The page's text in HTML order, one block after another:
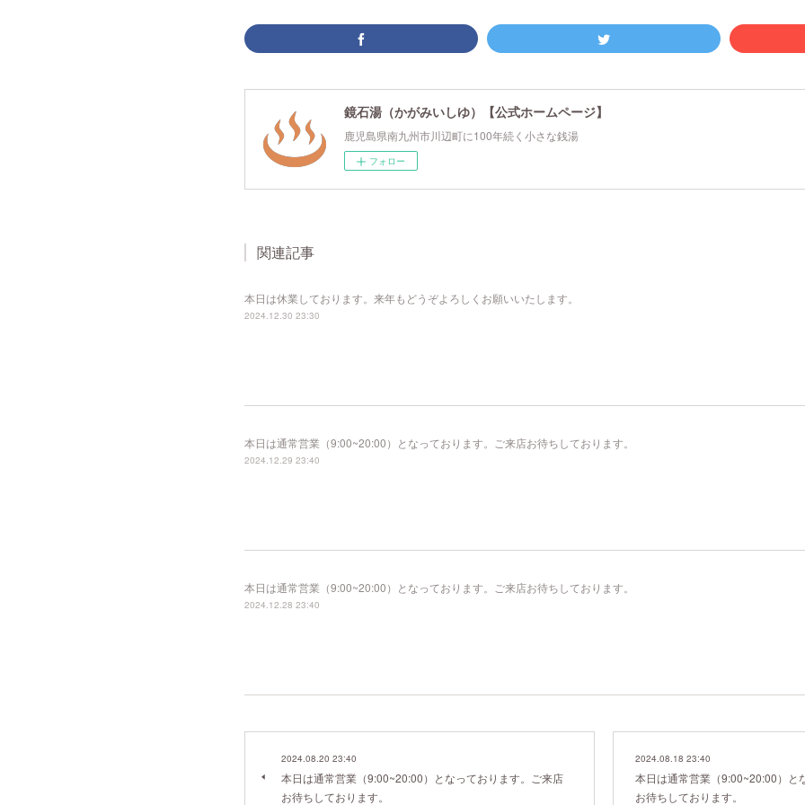
鏡石湯（かがみいしゆ）【公式ホームページ】
鹿児島県南九州市川辺町に100年続く小さな銭湯
フォロー
関連記事
本日は休業しております。来年もどうぞよろしくお願いいたします。
2024.12.30 23:30
本日は通常営業（9:00~20:00）となっております。ご来店お待ちしております。
2024.12.29 23:40
本日は通常営業（9:00~20:00）となっております。ご来店お待ちしております。
2024.12.28 23:40
2024.08.20 23:40
本日は通常営業（9:00~20:00）となっております。ご来店
お待ちしております。
2024.08.18 23:40
本日は通常営業（9:00~20:00）と
お待ちしております。